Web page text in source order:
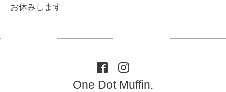
お休みします
One Dot Muffin.